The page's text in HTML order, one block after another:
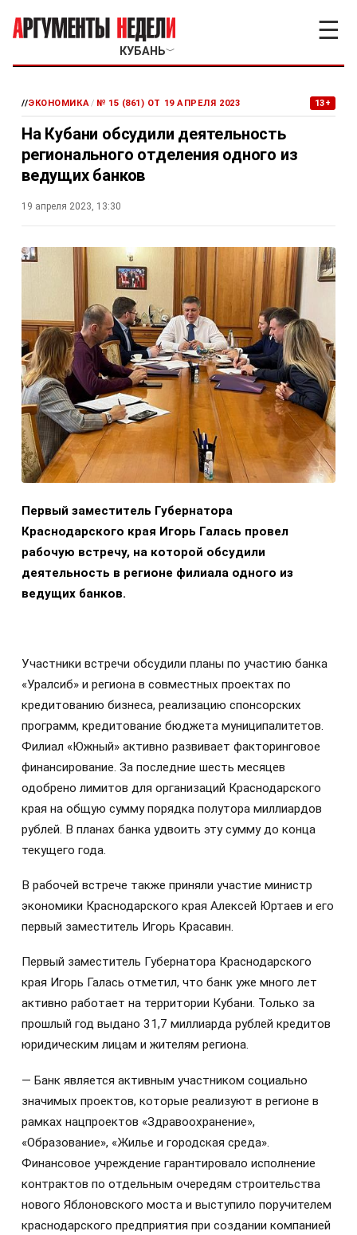
КУБАНЬ﹀
☰
//ЭКОНОМИКА/ № 15 (861) ОТ 19 АПРЕЛЯ 2023 13+
На Кубани обсудили деятельность
регионального отделения одного из
ведущих банков
19 апреля 2023, 13:30
Первый заместитель Губернатора
Краснодарского края Игорь Галась провел
рабочую встречу, на которой обсудили
деятельность в регионе филиала одного из
ведущих банков.
Участники встречи обсудили планы по участию банка
«Уралсиб» и региона в совместных проектах по
кредитованию бизнеса, реализацию спонсорских
программ, кредитование бюджета муниципалитетов.
Филиал «Южный» активно развивает факторинговое
финансирование. За последние шесть месяцев
одобрено лимитов для организаций Краснодарского
края на общую сумму порядка полутора миллиардов
рублей. В планах банка удвоить эту сумму до конца
текущего года.
В рабочей встрече также приняли участие министр
экономики Краснодарского края Алексей Юртаев и его
первый заместитель Игорь Красавин.
Первый заместитель Губернатора Краснодарского
края Игорь Галась отметил, что банк уже много лет
активно работает на территории Кубани. Только за
прошлый год выдано 31,7 миллиарда рублей кредитов
юридическим лицам и жителям региона.
— Банк является активным участником социально
значимых проектов, которые реализуют в регионе в
рамках нацпроектов «Здравоохранение»,
«Образование», «Жилье и городская среда».
Финансовое учреждение гарантировало исполнение
контрактов по отдельным очередям строительства
нового Яблоновского моста и выступило поручителем
краснодарского предприятия при создании компанией